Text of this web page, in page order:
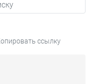
ссылку